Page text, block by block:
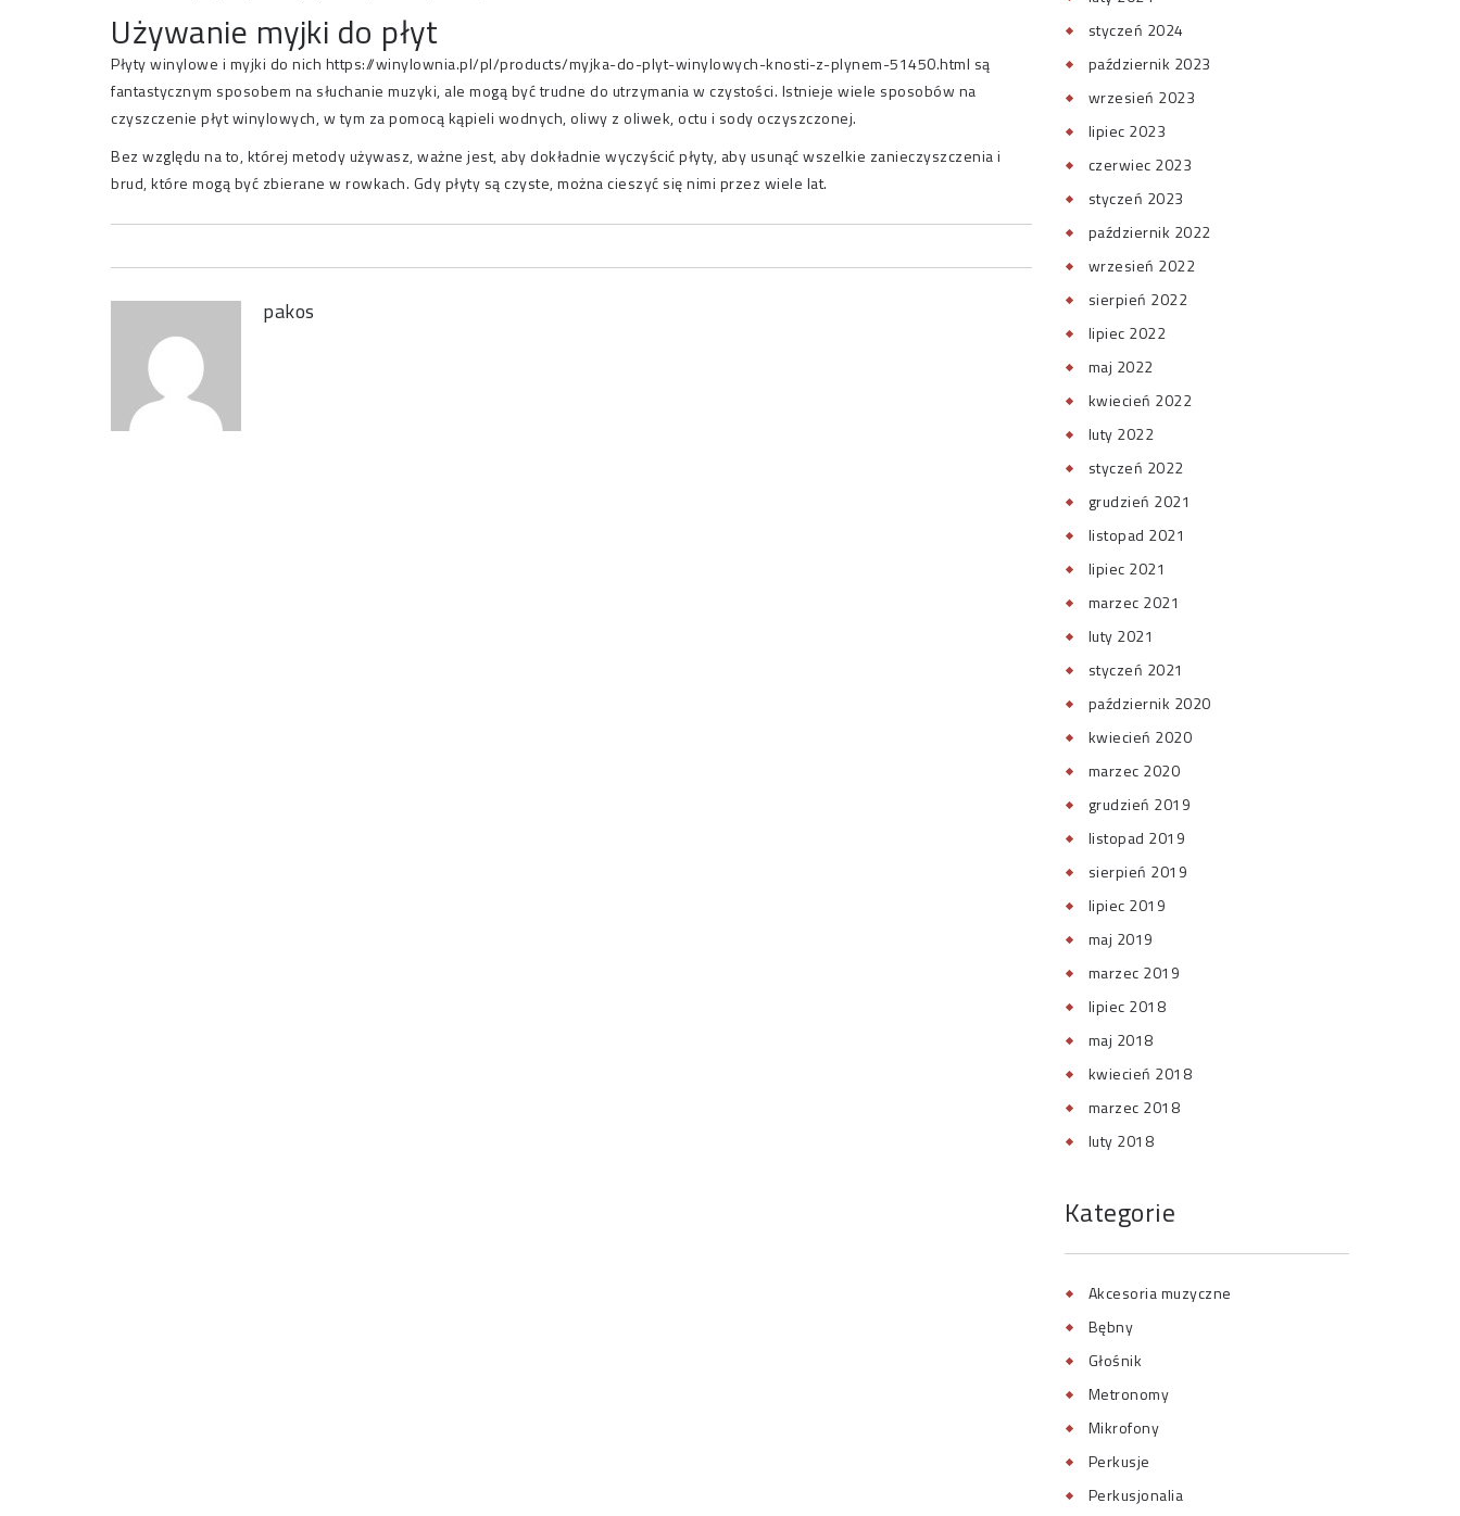
Używanie myjki do płyt
Płyty winylowe i myjki do nich https://winylownia.pl/pl/products/myjka-do-plyt-winylowych-knosti-z-plynem-51450.html są
fantastycznym sposobem na słuchanie muzyki, ale mogą być trudne do utrzymania w czystości. Istnieje wiele sposobów na
czyszczenie płyt winylowych, w tym za pomocą kąpieli wodnych, oliwy z oliwek, octu i sody oczyszczonej.
Bez względu na to, której metody używasz, ważne jest, aby dokładnie wyczyścić płyty, aby usunąć wszelkie zanieczyszczenia i
brud, które mogą być zbierane w rowkach. Gdy płyty są czyste, można cieszyć się nimi przez wiele lat.
pakos
styczeń 2024
październik 2023
wrzesień 2023
lipiec 2023
czerwiec 2023
styczeń 2023
październik 2022
wrzesień 2022
sierpień 2022
lipiec 2022
maj 2022
kwiecień 2022
luty 2022
styczeń 2022
grudzień 2021
listopad 2021
lipiec 2021
marzec 2021
luty 2021
styczeń 2021
październik 2020
kwiecień 2020
marzec 2020
grudzień 2019
listopad 2019
sierpień 2019
lipiec 2019
maj 2019
marzec 2019
lipiec 2018
maj 2018
kwiecień 2018
marzec 2018
luty 2018
Kategorie
Akcesoria muzyczne
Bębny
Głośnik
Metronomy
Mikrofony
Perkusje
Perkusjonalia